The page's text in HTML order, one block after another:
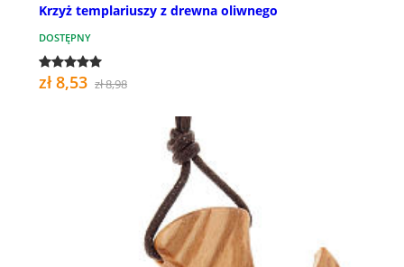
Krzyż templariuszy z drewna oliwnego
DOSTĘPNY
zł 8,53 zł 8,98